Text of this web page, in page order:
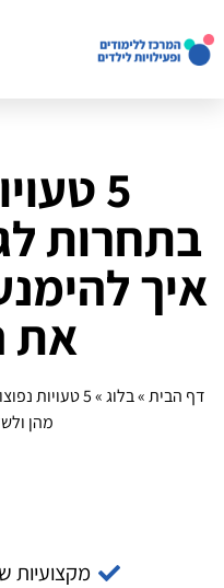
5
בתחרות
איך
את
דף הבית»בלוג»
5 טעויות
מהן
מקצועיות